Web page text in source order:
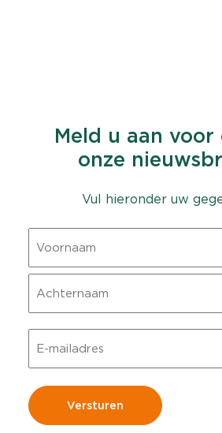
Meld u aan voor
onze
Vul hieronder uw
mailadres